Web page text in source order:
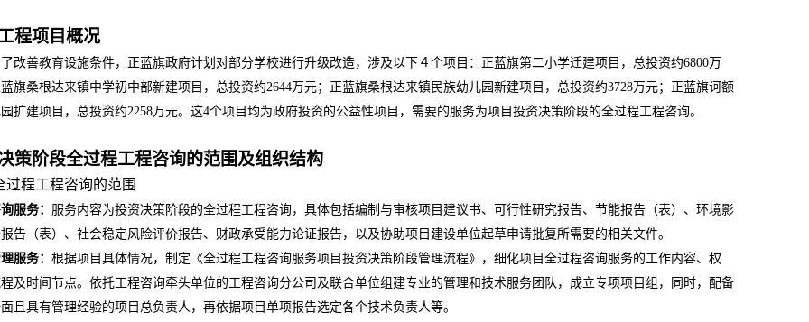
程项目概况
改善教育设施条件，正蓝旗政府计划对部分学校进行升级改造，涉及以下４个项目：正蓝旗第二小学迁建项目，总投资约6800万
旗桑根达来镇中学初中部新建项目，总投资约2644万元；正蓝旗桑根达来镇民族幼儿园新建项目，总投资约3728万元；正蓝旗诃额
扩建项目，总投资约2258万元。这4个项目均为政府投资的公益性项目，需要的服务为项目投资决策阶段的全过程工程咨询。
策阶段全过程工程咨询的范围及组织结构
过程工程咨询的范围
服务： 服务内容为投资决策阶段的全过程工程咨询，具体包括编制与审核项目建议书、可行性研究报告、节能报告（表）、环境影
告（表）、社会稳定风险评价报告、财政承受能力论证报告，以及协助项目建设单位起草申请批复所需要的相关文件。
服务： 根据项目具体情况，制定《全过程工程咨询服务项目投资决策阶段管理流程》，细化项目全过程咨询服务的工作内容、权
及时间节点。依托工程咨询牵头单位的工程咨询分公司及联合单位组建专业的管理和技术服务团队，成立专项项目组，同时，配备
且具有管理经验的项目总负责人，再依据项目单项报告选定各个技术负责人等。